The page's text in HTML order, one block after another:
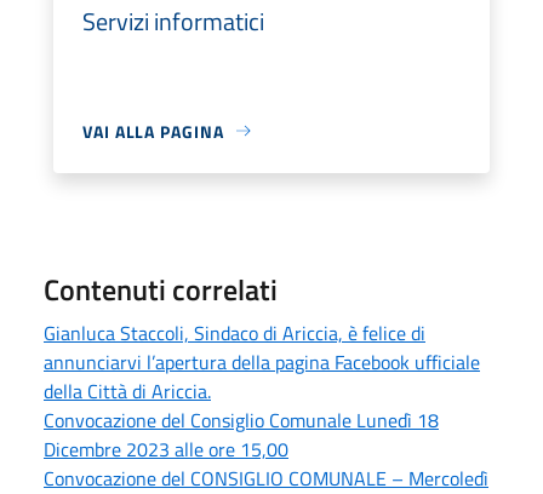
Servizi informatici
VAI ALLA PAGINA
Contenuti correlati
Gianluca Staccoli, Sindaco di Ariccia, è felice di
annunciarvi l’apertura della pagina Facebook ufficiale
della Città di Ariccia.
Convocazione del Consiglio Comunale Lunedì 18
Dicembre 2023 alle ore 15,00
Convocazione del CONSIGLIO COMUNALE – Mercoledì